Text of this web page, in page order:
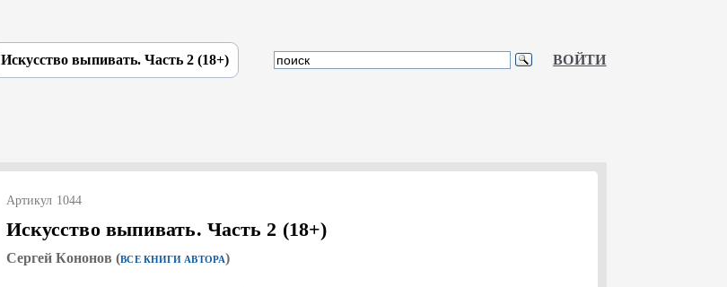
Искусство выпивать. Часть 2 (18+) ВОЙТИ
Артикул 1044
Искусство выпивать. Часть 2 (18+)
Сергей Кононов (ВСЕ КНИГИ АВТОРА)